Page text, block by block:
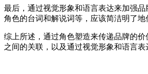
最后，通过视觉形象和语言表达来加强
角色的台词和解说词等，应该简洁明了地
综上所述，通过角色塑造来传递品牌的
之间的关联，以及通过视觉形象和语言